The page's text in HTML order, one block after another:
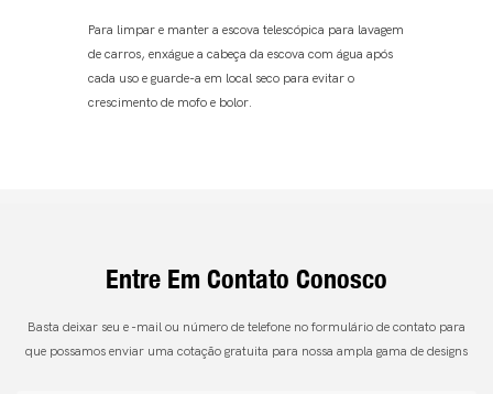
Para limpar e manter a escova telescópica para lavagem
de carros, enxágue a cabeça da escova com água após
cada uso e guarde-a em local seco para evitar o
crescimento de mofo e bolor.
Entre Em Contato Conosco
Basta deixar seu e -mail ou número de telefone no formulário de contato para
que possamos enviar uma cotação gratuita para nossa ampla gama de designs